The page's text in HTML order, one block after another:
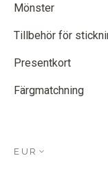
Mönster
Tillbehör för
Presentkort
Färgmatchning
EUR